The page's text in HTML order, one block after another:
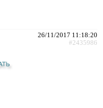
26/11/2017 11:18:20
#2435986